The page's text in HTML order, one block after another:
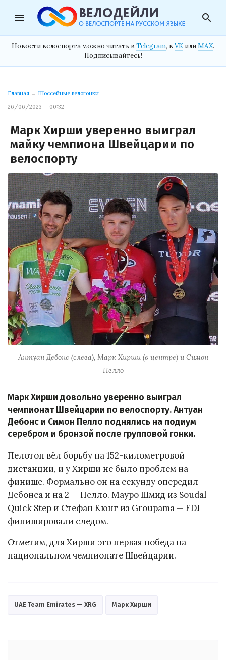
menu search
Новости велоспорта можно читать в Telegram, в VK илиMAX.
Подписывайтесь!
Главная → Шоссейные велогонки
26/06/2023 — 00:32
Марк Хирши уверенно выиграл
майку чемпиона Швейцарии по
велоспорту
Антуан Дебонс (слева), Марк Хирши (в центре) и Симон
Пелло
Марк Хирши довольно уверенно выиграл
чемпионат Швейцарии по велоспорту. Антуан
Дебонс и Симон Пелло поднялись на подиум
серебром и бронзой после групповой гонки.
Пелотон вёл борьбу на 152-километровой
дистанции, и у Хирши не было проблем на
финише. Формально он на секунду опередил
Дебонса и на 2 — Пелло. Мауро Шмид из Soudal —
Quick Step и Стефан Кюнг из Groupama — FDJ
финишировали следом.
Отметим, для Хирши это первая победа на
национальном чемпионате Швейцарии.
UAE Team Emirates — XRG Марк Хирши